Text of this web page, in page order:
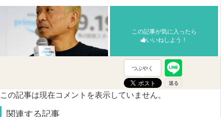
この記事が気に入ったら
いいねしよう！
つぶやく
この記事は現在コメントを表示していません。
関連する記事